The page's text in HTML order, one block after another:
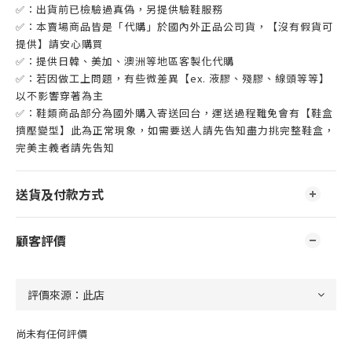
✅：出貨前已檢驗過真偽，另提供驗鞋服務
✅：本賣場商品皆是「代購」於國內外正品公司貨，【沒有假貨可
提供】請安心購買
✅：提供日韓、美加、澳洲等地區客製化代購
✅：若因做工上問題，有些微差異【ex. 液膠、殘膠、線頭等等】
以不影響穿著為主
✅：鞋類商品部分為國外購入寄送回台，運送過程難免會有【鞋盒
擠壓變型】此為正常現象，如需要送人請先告知盡力挑完整鞋盒，
完美主義者請先告知
送貨及付款方式
顧客評價
尚未有任何評價